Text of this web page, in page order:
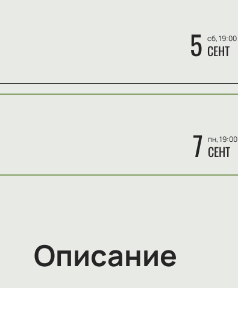
5 сб, 19:00
СЕНТ
7 пн, 19:00
СЕНТ
Описание